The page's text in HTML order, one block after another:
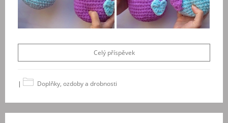
Celý příspěvek
| Doplňky, ozdoby a drobnosti